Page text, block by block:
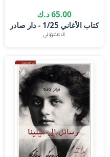
65.00 د.ك
كتاب الأغاني 1/25 - دار صادر
الاصفهاني